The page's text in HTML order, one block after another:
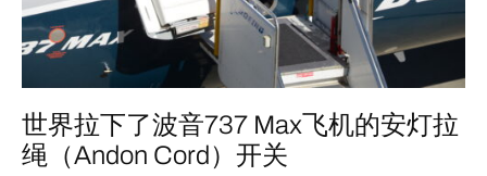
世界拉下了波音737 Max飞机的安灯拉
绳（Andon Cord）开关